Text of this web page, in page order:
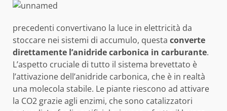
precedenti convertivano la luce in elettricità da
stoccare nei sistemi di accumulo, questa converte
direttamente l’anidride carbonica in carburante.
L’aspetto cruciale di tutto il sistema brevettato è
l’attivazione dell’anidride carbonica, che è in realtà
una molecola stabile. Le piante riescono ad attivare
la CO2 grazie agli enzimi, che sono catalizzatori